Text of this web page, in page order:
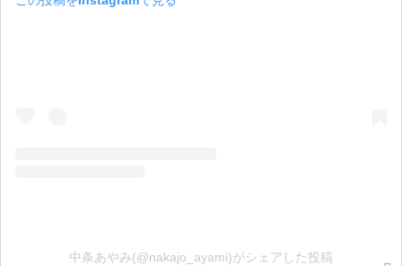
中条あやみ(@nakajo_ayami)がシェアした投稿